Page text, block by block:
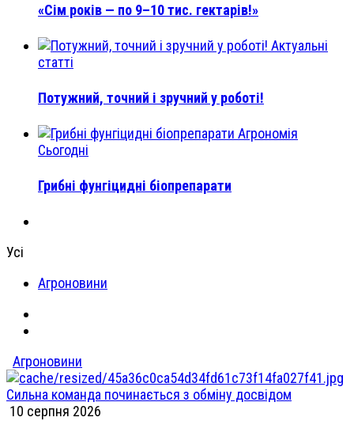
«Сім років — по 9–10 тис. гектарів!»
Актуальні
статті
Потужний, точний і зручний у роботі!
Агрономія
Сьогодні
Грибні фунгіцидні біопрепарати
Усі
Агроновини
Агроновини
Сильна команда починається з обміну досвідом
10 серпня 2026